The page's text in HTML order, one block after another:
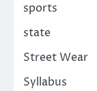
sports
state
Street Wear
Syllabus